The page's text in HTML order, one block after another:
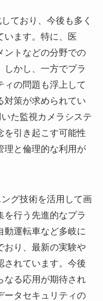
ており、今後も多く
います。特に、医
ントなどの分野での
しかし、一方でプラ
ィの問題も浮上して
対策が求められてい
た監視カメラシステ
を引き起こす可能性
理と倫理的な利用が
グ技術を活用して画
を行う先進的なプラ
動運転車など多岐に
おり、最新の実験や
されています。今後
なる応用が期待され
ータセキュリティの